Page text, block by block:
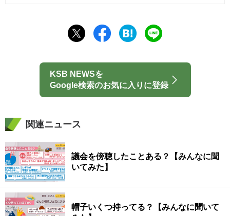
KSB NEWSを
Google検索のお気に入りに登録
関連ニュース
議会を傍聴したことある？【みんなに聞
いてみた】
帽子いくつ持ってる？【みんなに聞いて